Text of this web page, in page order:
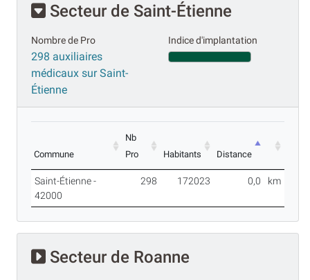
Secteur de Saint-Étienne
Nombre de Pro
298 auxiliaires
médicaux sur Saint-
Étienne
Indice d'implantation
Commune
Nb
Pro
Habitants Distance
Saint-Étienne -
42000
298 172023 0,0 km
Secteur de Roanne